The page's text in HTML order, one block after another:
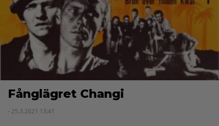
Fånglägret Changi
- 25.3.2021 13:41